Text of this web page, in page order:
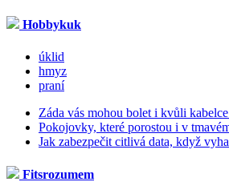
Hobbykuk
úklid
hmyz
praní
Záda vás mohou bolet i kvůli
Pokojovky, které porostou i v
Jak zabezpečit citlivá data, když
Fitsrozumem